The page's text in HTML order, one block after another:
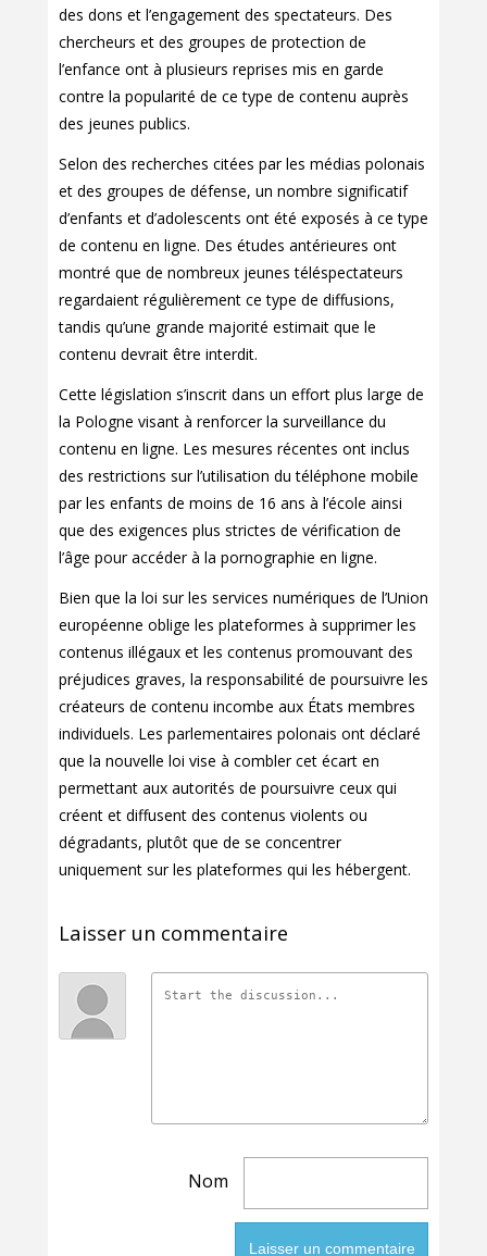
des dons et l’engagement des spectateurs. Des
chercheurs et des groupes de protection de
l’enfance ont à plusieurs reprises mis en garde
contre la popularité de ce type de contenu auprès
des jeunes publics.
Selon des recherches citées par les médias polonais
et des groupes de défense, un nombre significatif
d’enfants et d’adolescents ont été exposés à ce type
de contenu en ligne. Des études antérieures ont
montré que de nombreux jeunes téléspectateurs
regardaient régulièrement ce type de diffusions,
tandis qu’une grande majorité estimait que le
contenu devrait être interdit.
Cette législation s’inscrit dans un effort plus large de
la Pologne visant à renforcer la surveillance du
contenu en ligne. Les mesures récentes ont inclus
des restrictions sur l’utilisation du téléphone mobile
par les enfants de moins de 16 ans à l’école ainsi
que des exigences plus strictes de vérification de
l’âge pour accéder à la pornographie en ligne.
Bien que la loi sur les services numériques de l’Union
européenne oblige les plateformes à supprimer les
contenus illégaux et les contenus promouvant des
préjudices graves, la responsabilité de poursuivre les
créateurs de contenu incombe aux États membres
individuels. Les parlementaires polonais ont déclaré
que la nouvelle loi vise à combler cet écart en
permettant aux autorités de poursuivre ceux qui
créent et diffusent des contenus violents ou
dégradants, plutôt que de se concentrer
uniquement sur les plateformes qui les hébergent.
Laisser un commentaire
Nom